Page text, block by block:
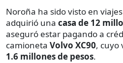
Noroña ha sido visto en
adquirió una casa de 12
aseguró estar pagando a
camioneta Volvo XC90, cuyo
1.6 millones de pesos.